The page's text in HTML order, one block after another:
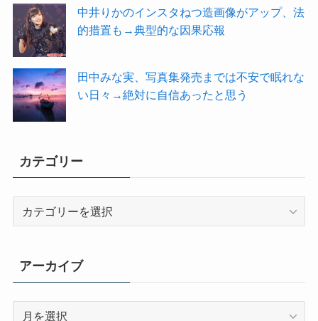
中井りかのインスタねつ造画像がアップ、法
的措置も→典型的な因果応報
田中みな実、写真集発売までは不安で眠れな
い日々→絶対に自信あったと思う
カテゴリー
ー
アーカイブ